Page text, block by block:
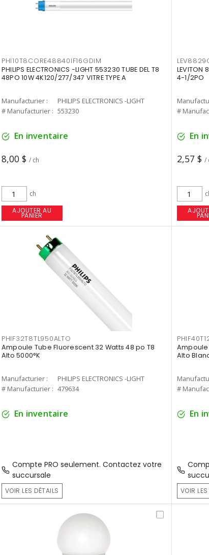
PHI10T8CORE48840IF16GDIM
PHILIPS ELECTRONICS -LIGHT 553230 TUBE DEL T8
48PO 10W 4K120/277/347 VITRE TYPE A
Manufacturier :
PHILIPS ELECTRONICS -LIGHT
# Manufacturier : 553230
En inventaire
8,00 $ / ch
ch
AJOUTER AU
PANIER
LEVITON
4-1/2PO
#
En
2,57 $ /
PHIF32T8TL950ALTO
Ampoule Tube Fluorescent 32 Watts 48 po T8
Alto 5000°K
Manufacturier :
PHILIPS ELECTRONICS -LIGHT
# Manufacturier : 479634
En inventaire
Compte PRO seulement. Contactez votre
succursale
VOIR LES DÉTAILS
Ampoule
Alto
#
En
VOIR